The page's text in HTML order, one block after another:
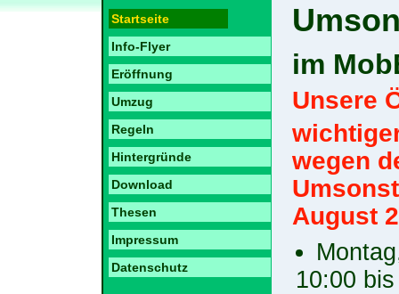
Startseite
Info-Flyer
Eröffnung
Umzug
Regeln
Hintergründe
Download
Thesen
Impressum
Datenschutz
im
Unsere
wegen
August
10:00